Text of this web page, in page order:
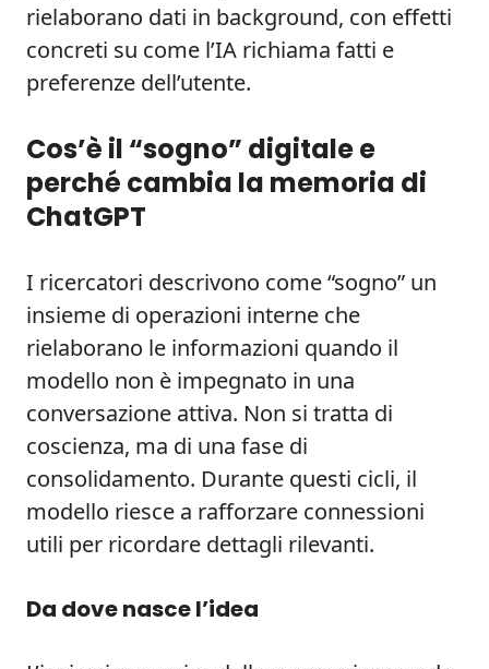
rielaborano dati in background, con effetti
concreti su come l’IA richiama fatti e
preferenze dell’utente.
Cos’è il “sogno” digitale e
perché cambia la memoria di
ChatGPT
I ricercatori descrivono come “sogno” un
insieme di operazioni interne che
rielaborano le informazioni quando il
modello non è impegnato in una
conversazione attiva. Non si tratta di
coscienza, ma di una fase di
consolidamento. Durante questi cicli, il
modello riesce a rafforzare connessioni
utili per ricordare dettagli rilevanti.
Da dove nasce l’idea